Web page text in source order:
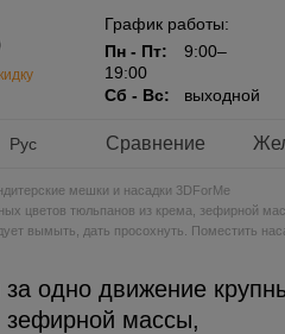
График работы:
Пн - Пт:
9:00–
19:00
Сб - Вс:
выходной
Рус Сравнение
мешки и насадки 3DForMe
цветов тюльпанов из крема, зефирной
вымыть, дать просохнуть. Поместить
одно движение
зефирной массы,